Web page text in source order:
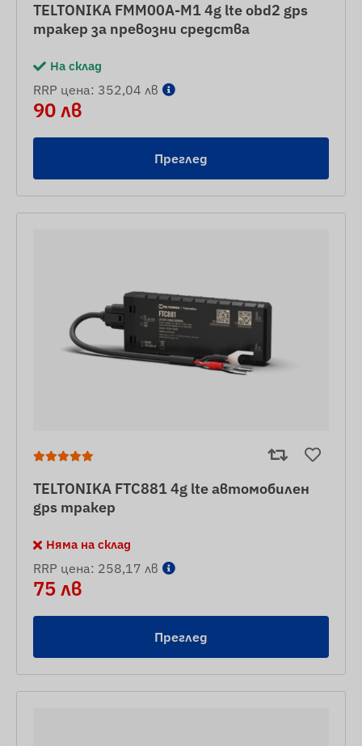
TELTONIKA FMM00A-M1 4g lte obd2 gps
тракер за превозни средства
На склад
RRP цена: 352,04 лв
90 лв
Преглед
TELTONIKA FTC881 4g lte автомобилен
gps тракер
Няма на склад
RRP цена: 258,17 лв
75 лв
Преглед